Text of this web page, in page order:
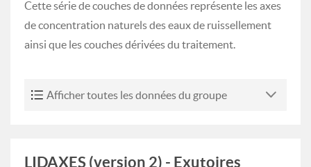
Cette série de couches de données représente les axes
de concentration naturels des eaux de ruissellement
ainsi que les couches dérivées du traitement.
Afficher toutes les données du groupe
LIDAXES (version 2) - Exutoires